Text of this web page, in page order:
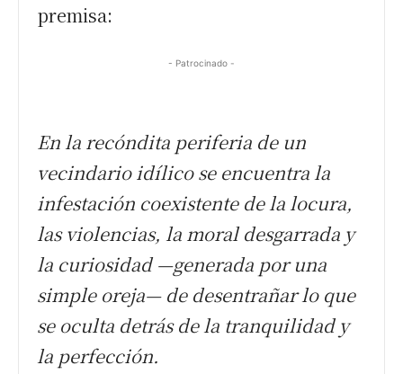
premisa:
- Patrocinado -
En la recóndita periferia de un
vecindario idílico se encuentra la
infestación coexistente de la locura,
las violencias, la moral desgarrada y
la curiosidad —generada por una
simple oreja— de desentrañar lo que
se oculta detrás de la tranquilidad y
la perfección.